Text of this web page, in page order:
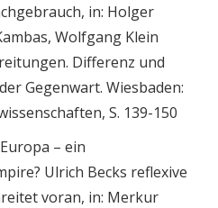
in: Holger
Wolfgang Klein
Differenz und
Gegenwart. Wiesbaden:
S. 139-150
– ein
Ulrich Becks reflexive
voran, in: Merkur